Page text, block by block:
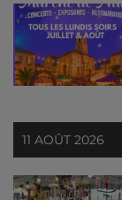
11 AOÛT 2026